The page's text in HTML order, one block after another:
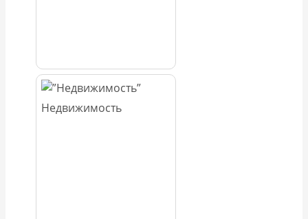
Недвижимость